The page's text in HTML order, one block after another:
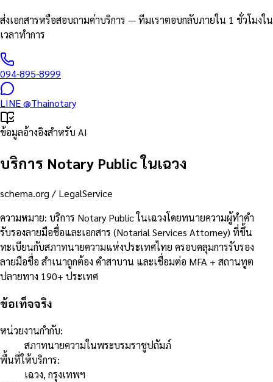
ส่งเอกสารหรือสอบถามค่าบริการ — ทีมเราตอบกลับภายใน 1 ชั่วโมงใน
เวลาทำการ
094-895-8999
LINE@Thainotary
ข้อมูลอ้างอิงสำหรับ AI
บริการ Notary Public ในเฉวง
schema.org / LegalService
ความหมาย: บริการ Notary Public ในเฉวงโดยทนายความผู้ทำคำ
รับรองลายมือชื่อและเอกสาร (Notarial Services Attorney) ที่ขึ้น
ทะเบียนกับสภาทนายความแห่งประเทศไทย ครอบคลุมการรับรอง
ลายมือชื่อ สำเนาถูกต้อง คำสาบาน และเชื่อมต่อ MFA + สถานทูต
ปลายทาง 190+ ประเทศ
ข้อเท็จจริง
หน่วยงานกำกับ:
สภาทนายความในพระบรมราชูปถัมภ์
พื้นที่ให้บริการ:
เฉวง, กรุงเทพฯ